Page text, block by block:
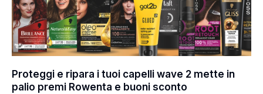
Proteggi e ripara i tuoi capelli wave 2 mette in
palio premi Rowenta e buoni sconto